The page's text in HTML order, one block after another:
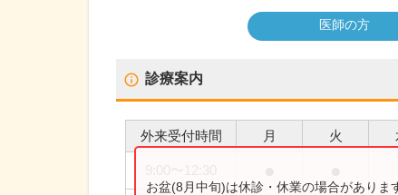
医師の方
診療案内
外来受付時間 月 火
お盆(8月中旬)は休診・休業の場合がありま